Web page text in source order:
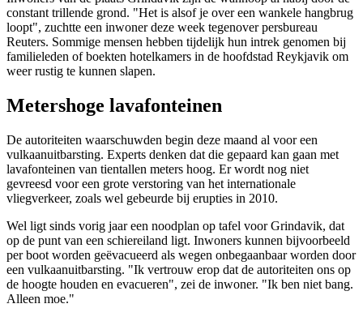
constant trillende grond. "Het is alsof je over een wankele hangbrug
loopt", zuchtte een inwoner deze week tegenover persbureau
Reuters. Sommige mensen hebben tijdelijk hun intrek genomen bij
familieleden of boekten hotelkamers in de hoofdstad Reykjavik om
weer rustig te kunnen slapen.
Metershoge lavafonteinen
De autoriteiten waarschuwden begin deze maand al voor een
vulkaanuitbarsting. Experts denken dat die gepaard kan gaan met
lavafonteinen van tientallen meters hoog. Er wordt nog niet
gevreesd voor een grote verstoring van het internationale
vliegverkeer, zoals wel gebeurde bij erupties in 2010.
Wel ligt sinds vorig jaar een noodplan op tafel voor Grindavik, dat
op de punt van een schiereiland ligt. Inwoners kunnen bijvoorbeeld
per boot worden geëvacueerd als wegen onbegaanbaar worden door
een vulkaanuitbarsting. "Ik vertrouw erop dat de autoriteiten ons op
de hoogte houden en evacueren", zei de inwoner. "Ik ben niet bang.
Alleen moe."